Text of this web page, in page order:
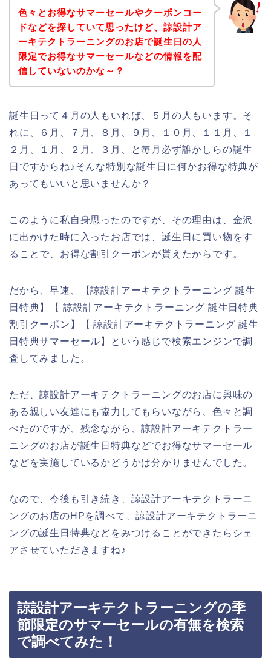
色々とお得なサマーセールやクーポンコー
ドなどを探していて思ったけど、諒設計ア
ーキテクトラーニングのお店で誕生日の人
限定でお得なサマーセールなどの情報を配
信していないのかな～？
誕生日って４月の人もいれば、５月の人もいます。そ
れに、６月、７月、８月、９月、１０月、１１月、１
２月、１月、２月、３月、と毎月必ず誰かしらの誕生
日ですからね♪そんな特別な誕生日に何かお得な特典が
あってもいいと思いませんか？
このように私自身思ったのですが、その理由は、金沢
に出かけた時に入ったお店では、誕生日に買い物をす
ることで、お得な割引クーポンが貰えたからです。
だから、早速、【諒設計アーキテクトラーニング 誕生
日特典】【 諒設計アーキテクトラーニング 誕生日特典
割引クーポン】【 諒設計アーキテクトラーニング 誕生
日特典サマーセール】という感じで検索エンジンで調
査してみました。
ただ、諒設計アーキテクトラーニングのお店に興味の
ある親しい友達にも協力してもらいながら、色々と調
べたのですが、残念ながら、諒設計アーキテクトラー
ニングのお店が誕生日特典などでお得なサマーセール
などを実施しているかどうかは分かりませんでした。
なので、今後も引き続き、諒設計アーキテクトラーニ
ングのお店のHPを調べて、諒設計アーキテクトラーニ
ングの誕生日特典などをみつけることができたらシェ
アさせていただきますね♪
諒設計アーキテクトラーニングの季
節限定のサマーセールの有無を検索
で調べてみた！